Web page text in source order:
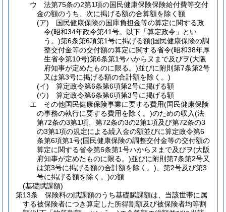
ウ
法第75条の2第1項の国民健康保険保険給付費等交付
金の額のうち、次に掲げる額の合算額を除く額
(ア)
国民健康保険の国庫負担金等の算定に関する政
令(昭和34年政令第41号。以下「算定政令」とい
う。)第6条第6項第1号に掲げる額(国民健康保険の調
整交付金等の交付額の算定に関する省令(昭和38年厚
生省令第10号)第6条第1号ハからヌまで及びヲ(大阪
府知事が定めたものに限る。)並びに附則第7条第2号
又は第3号に掲げる額の合計額を除く。)
(イ)
算定政令第6条第6項第2号に掲げる額
(ウ)
算定政令第6条第6項第3号に掲げる額
エ
その他国民健康保険事業に要する費用(国民健康保険
の事務の執行に要する費用を除く。)のための収入(法
第72条の3第1項、第72条の3の2第1項及び第72条の3
の3第1項の規定による繰入金の額並びに算定政令第6
条第6項第1号(国民健康保険の調整交付金等の交付額の
算定に関する省令第6条第1号ハからヌまで及びヲ(大阪
府知事が定めたものに限る。)並びに附則第7条第2号又
は第3号に掲げる額の合計額を除く。) 、第2号及び第3
号に掲げる額を除く。)の額
(基礎賦課額)
第13条
保険料の賦課額のうち基礎賦課額は、当該世帯に属
する被保険者につき算定した所得割額及び被保険者均等割